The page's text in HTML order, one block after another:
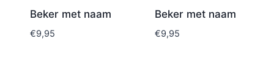
Beker met naam
€9,95
Beker met naam
€9,95